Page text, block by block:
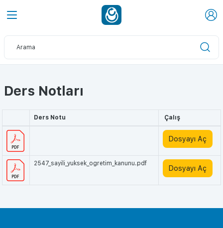
Ders Notları
Ders Notu Çalış
Dosyayı Aç
2547_sayili_yuksek_ogretim_kanunu.pdf
Dosyayı Aç